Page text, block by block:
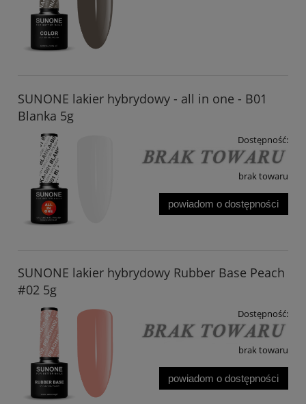
SUNONE lakier hybrydowy - all in one - B01
Blanka 5g
Dostępność:
brak towaru
powiadom o dostępności
SUNONE lakier hybrydowy Rubber Base Peach
#02 5g
Dostępność:
brak towaru
powiadom o dostępności